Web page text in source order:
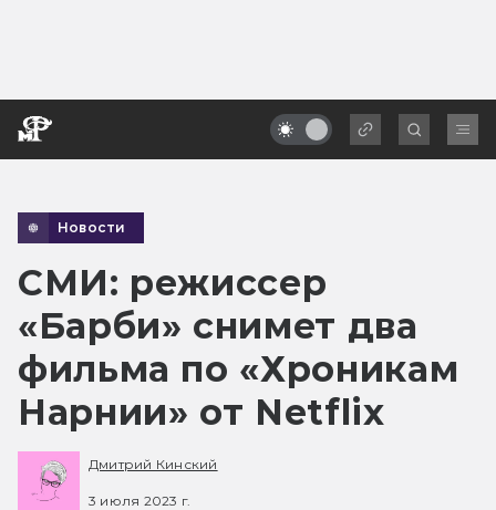
Новости
СМИ: режиссер
«Барби» снимет два
фильма по «Хроникам
Нарнии» от Netflix
Дмитрий Кинский
3 июля 2023 г.